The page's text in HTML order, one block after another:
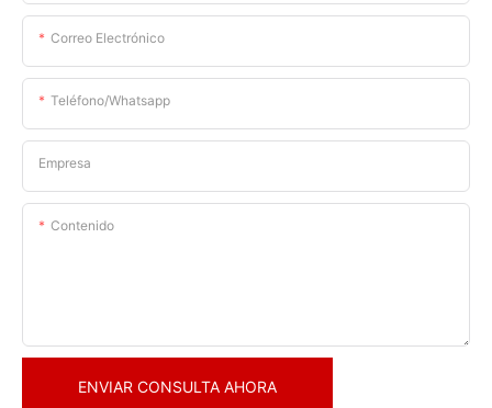
Correo Electrónico
Teléfono/whatsapp
Empresa
Contenido
ENVIAR CONSULTA AHORA